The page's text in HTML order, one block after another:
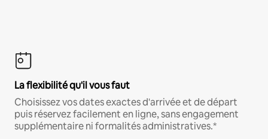
La flexibilité qu'il vous faut
Choisissez vos dates exactes d'arrivée et de départ
puis réservez facilement en ligne, sans engagement
supplémentaire ni formalités administratives.*